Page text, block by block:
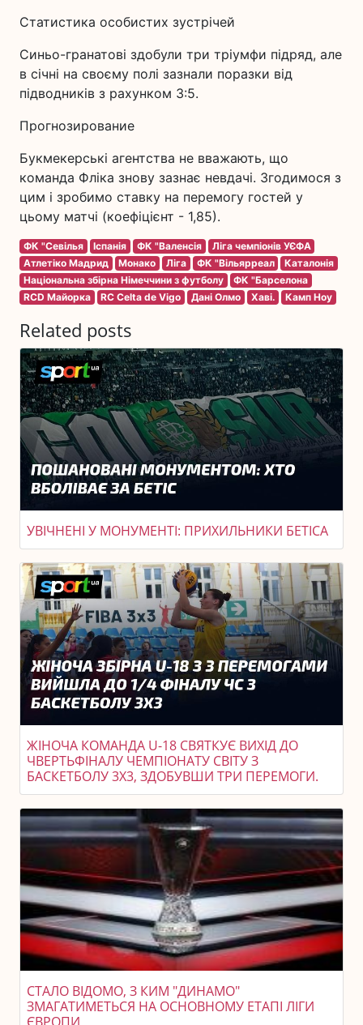
Статистика особистих зустрічей
Синьо-гранатові здобули три тріумфи підряд, але
в січні на своєму полі зазнали поразки від
підводників з рахунком 3:5.
Прогнозирование
Букмекерські агентства не вважають, що
команда Фліка знову зазнає невдачі. Згодимося з
цим і зробимо ставку на перемогу гостей у
цьому матчі (коефіцієнт - 1,85).
ФК "Севілья Іспанія ФК "Валенсія
Ліга чемпіонів УЄФА
Атлетіко Мадрид
Монако Ліга ФК "Вільярреал
Каталонія
Національна збірна Німеччини з футболу
ФК "Барселона
RCD Майорка
RC Celta de Vigo Дані Олмо Хаві. Камп Ноу
Related posts
УВІЧНЕНІ У МОНУМЕНТІ: ПРИХИЛЬНИКИ БЕТІСА
ЖІНОЧА КОМАНДА U-18 СВЯТКУЄ ВИХІД ДО
ЧВЕРТЬФІНАЛУ ЧЕМПІОНАТУ СВІТУ З
БАСКЕТБОЛУ 3X3, ЗДОБУВШИ ТРИ ПЕРЕМОГИ.
СТАЛО ВІДОМО, З КИМ "ДИНАМО"
ЗМАГАТИМЕТЬСЯ НА ОСНОВНОМУ ЕТАПІ ЛІГИ